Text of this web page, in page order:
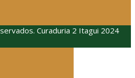
Curaduria 2 Itagui 2024